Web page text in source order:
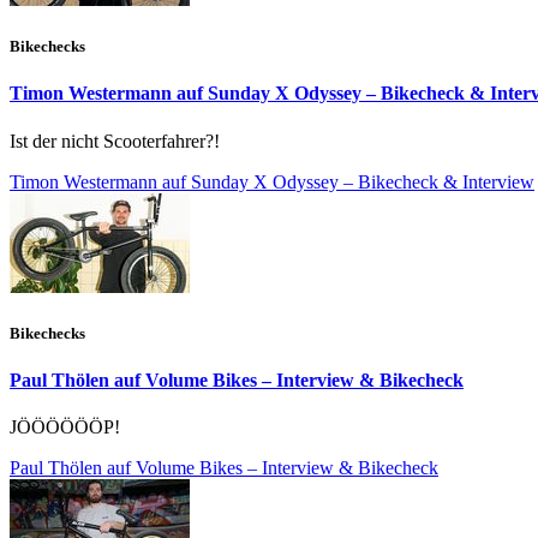
Bikechecks
Timon Westermann auf Sunday X Odyssey – Bikecheck &
Ist der nicht Scooterfahrer?!
Timon Westermann auf Sunday X Odyssey – Bikecheck & Interview
Bikechecks
Paul Thölen auf Volume Bikes – Interview & Bikecheck
JÖÖÖÖÖÖP!
Paul Thölen auf Volume Bikes – Interview & Bikecheck